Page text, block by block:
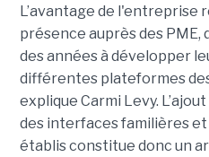
L’avantage de l'entreprise
présence auprès des
des années à développer
différentes plateformes
explique Carmi Levy.
des interfaces familières et
établis constitue donc un